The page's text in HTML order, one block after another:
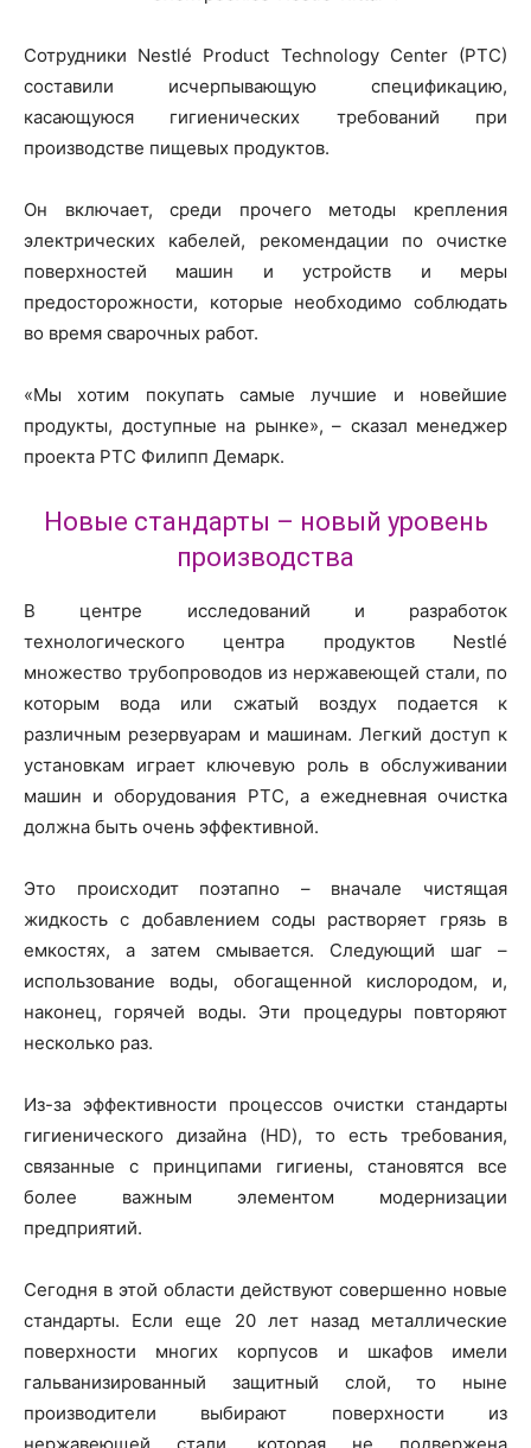
Сотрудники Nestlé Product Technology Center (PTC)
составили исчерпывающую спецификацию,
касающуюся гигиенических требований при
производстве пищевых продуктов.
Он включает, среди прочего методы крепления
электрических кабелей, рекомендации по очистке
поверхностей машин и устройств и меры
предосторожности, которые необходимо соблюдать
во время сварочных работ.
«Мы хотим покупать самые лучшие и новейшие
продукты, доступные на рынке», – сказал менеджер
проекта PTC Филипп Демарк.
Новые стандарты – новый уровень
производства
В центре исследований и разработок
технологического центра продуктов Nestlé
множество трубопроводов из нержавеющей стали, по
которым вода или сжатый воздух подается к
различным резервуарам и машинам. Легкий доступ к
установкам играет ключевую роль в обслуживании
машин и оборудования PTC, а ежедневная очистка
должна быть очень эффективной.
Это происходит поэтапно – вначале чистящая
жидкость с добавлением соды растворяет грязь в
емкостях, а затем смывается. Следующий шаг –
использование воды, обогащенной кислородом, и,
наконец, горячей воды. Эти процедуры повторяют
несколько раз.
Из-за эффективности процессов очистки стандарты
гигиенического дизайна (HD), то есть требования,
связанные с принципами гигиены, становятся все
более важным элементом модернизации
предприятий.
Сегодня в этой области действуют совершенно новые
стандарты. Если еще 20 лет назад металлические
поверхности многих корпусов и шкафов имели
гальванизированный защитный слой, то ныне
производители выбирают поверхности из